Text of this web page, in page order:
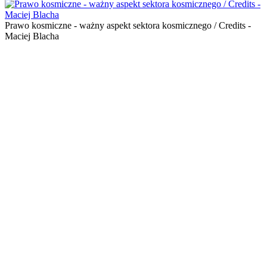
Prawo kosmiczne - ważny aspekt sektora kosmicznego / Credits -
Maciej Blacha